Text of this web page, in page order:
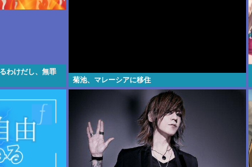
わけだし、無罪
菊池、マレーシアに移住